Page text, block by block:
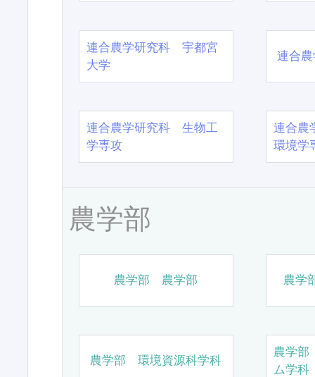
連合農学研究科 宇都宮
大学
連合
連合農学研究科 生物工
学専攻
連合農
環境学
農学部
農学部 農学部 農学
農学部 環境資源科学科
農学
ム学科